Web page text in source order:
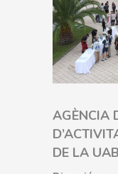
AGÈNCIA
DE LA UAB